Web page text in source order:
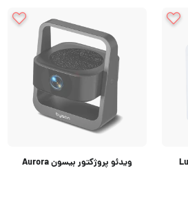
ویدئو پروژکتور بیسون Aurora